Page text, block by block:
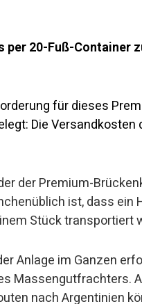
20-Fuß-Container
für dieses
Die
der Premium-
ist, dass ein
Stück transportiert
Anlage im Ganzen
Massengutfrachters.
nach Argentinien